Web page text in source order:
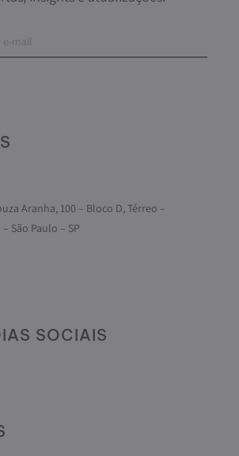
Aranha, 100 – Bloco D, Térreo –
São Paulo – SP
SOCIAIS